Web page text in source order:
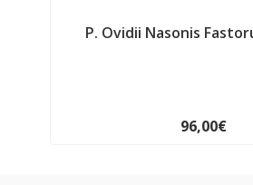
P. Ovidii Nasonis
96,00€